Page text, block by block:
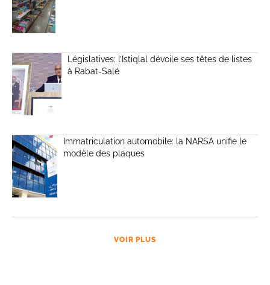
Législatives: l’Istiqlal dévoile ses têtes de listes
à Rabat-Salé
Immatriculation automobile: la NARSA unifie le
modèle des plaques
VOIR PLUS